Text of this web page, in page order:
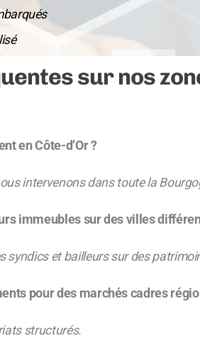
sur nos
en Côte-d’Or ?
intervenons dans toute la
immeubles sur des villes
syndics et bailleurs sur des
pour des marchés cadres
structurés.